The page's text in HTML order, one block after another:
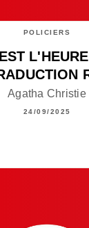
POLICIERS
Agatha Christie
24/09/2025